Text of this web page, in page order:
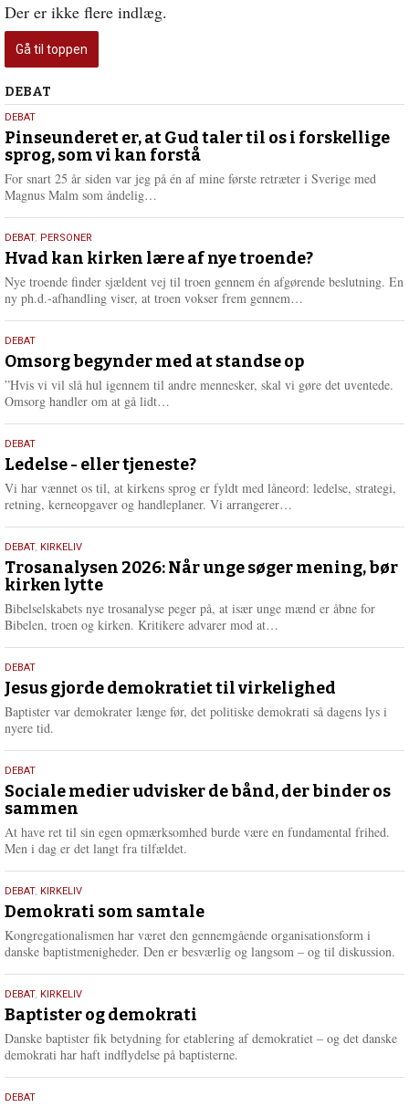
Der er ikke flere indlæg.
Gå til toppen
Debat
DEBAT
5.
august
2026
DEBAT
Pinseunderet er, at Gud taler til os i forskellige
sprog, som vi kan forstå
For snart 25 år siden var jeg på én af mine første retræter i Sverige med
Magnus Malm som åndelig…
e
r
e
25.
juli
2026
DEBAT, PERSONER
Hvad kan kirken lære af nye troende?
Nye troende finder sjældent vej til troen gennem én afgørende beslutning. En
ny ph.d.-afhandling viser, at troen vokser frem gennem…
e
r
e
9.
juli
2026
DEBAT
Omsorg begynder med at standse op
”Hvis vi vil slå hul igennem til andre mennesker, skal vi gøre det uventede.
Omsorg handler om at gå lidt…
e
r
e
10.
juni
2026
DEBAT
Ledelse - eller tjeneste?
Vi har vænnet os til, at kirkens sprog er fyldt med låneord: ledelse, strategi,
retning, kerneopgaver og handleplaner. Vi arrangerer…
e
2.
juni
2026
DEBAT, KIRKELIV
Trosanalysen 2026: Når unge søger mening, bør
kirken lytte
Bibelselskabets nye trosanalyse peger på, at især unge mænd er åbne for
Bibelen, troen og kirken. Kritikere advarer mod at…
e
r
18.
maj
2026
DEBAT
Jesus gjorde demokratiet til virkelighed
Baptister var demokrater længe før, det politiske demokrati så dagens lys i
nyere tid.
18.
maj
2026
DEBAT
Sociale medier udvisker de bånd, der binder os
sammen
At have ret til sin egen opmærksomhed burde være en fundamental frihed.
Men i dag er det langt fra tilfældet.
18.
maj
2026
DEBAT, KIRKELIV
Demokrati som samtale
Kongregationalismen har været den gennemgående organisationsform i
danske baptistmenigheder. Den er besværlig og langsom – og til diskussion.
18.
maj
2026
DEBAT, KIRKELIV
Baptister og demokrati
Danske baptister fik betydning for etablering af demokratiet – og det danske
demokrati har haft indflydelse på baptisterne.
18.
DEBAT